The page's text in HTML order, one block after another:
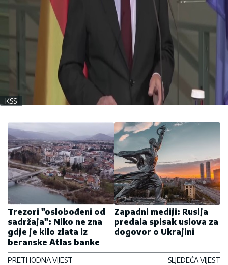
KSS
Trezori "oslobođeni od
sadržaja": Niko ne zna
gdje je kilo zlata iz
beranske Atlas banke
PRETHODNA VIJEST
Zapadni mediji: Rusija
predala spisak uslova za
dogovor o Ukrajini
SLJEDEĆA VIJEST